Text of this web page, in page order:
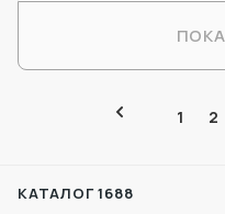
1 2
КАТАЛОГ 1688